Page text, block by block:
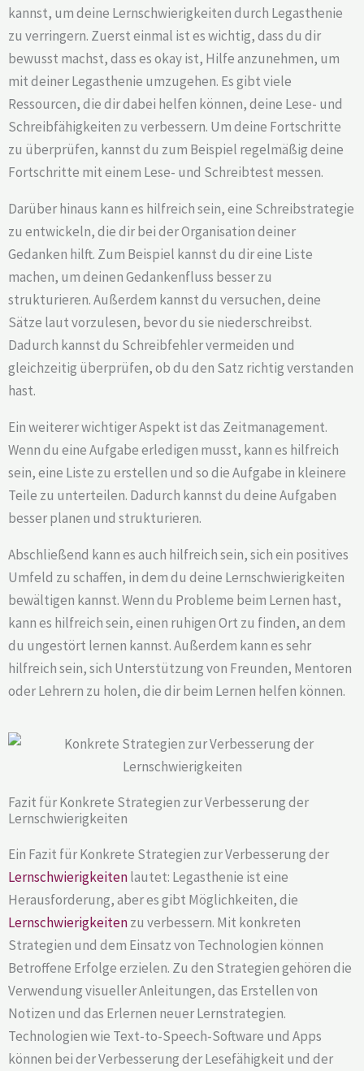
kannst, um deine Lernschwierigkeiten durch Legasthenie
zu verringern. Zuerst einmal ist es wichtig, dass du dir
bewusst machst, dass es okay ist, Hilfe anzunehmen, um
mit deiner Legasthenie umzugehen. Es gibt viele
Ressourcen, die dir dabei helfen können, deine Lese- und
Schreibfähigkeiten zu verbessern. Um deine Fortschritte
zu überprüfen, kannst du zum Beispiel regelmäßig deine
Fortschritte mit einem Lese- und Schreibtest messen.
Darüber hinaus kann es hilfreich sein, eine Schreibstrategie
zu entwickeln, die dir bei der Organisation deiner
Gedanken hilft. Zum Beispiel kannst du dir eine Liste
machen, um deinen Gedankenfluss besser zu
strukturieren. Außerdem kannst du versuchen, deine
Sätze laut vorzulesen, bevor du sie niederschreibst.
Dadurch kannst du Schreibfehler vermeiden und
gleichzeitig überprüfen, ob du den Satz richtig verstanden
hast.
Ein weiterer wichtiger Aspekt ist das Zeitmanagement.
Wenn du eine Aufgabe erledigen musst, kann es hilfreich
sein, eine Liste zu erstellen und so die Aufgabe in kleinere
Teile zu unterteilen. Dadurch kannst du deine Aufgaben
besser planen und strukturieren.
Abschließend kann es auch hilfreich sein, sich ein positives
Umfeld zu schaffen, in dem du deine Lernschwierigkeiten
bewältigen kannst. Wenn du Probleme beim Lernen hast,
kann es hilfreich sein, einen ruhigen Ort zu finden, an dem
du ungestört lernen kannst. Außerdem kann es sehr
hilfreich sein, sich Unterstützung von Freunden, Mentoren
oder Lehrern zu holen, die dir beim Lernen helfen können.
Fazit für Konkrete Strategien zur Verbesserung der
Lernschwierigkeiten
Ein Fazit für Konkrete Strategien zur Verbesserung der
Lernschwierigkeitenlautet: Legasthenie ist eine
Herausforderung, aber es gibt Möglichkeiten, die
Lernschwierigkeitenzu verbessern. Mit konkreten
Strategien und dem Einsatz von Technologien können
Betroffene Erfolge erzielen. Zu den Strategien gehören die
Verwendung visueller Anleitungen, das Erstellen von
Notizen und das Erlernen neuer Lernstrategien.
Technologien wie Text-to-Speech-Software und Apps
können bei der Verbesserung der Lesefähigkeit und der